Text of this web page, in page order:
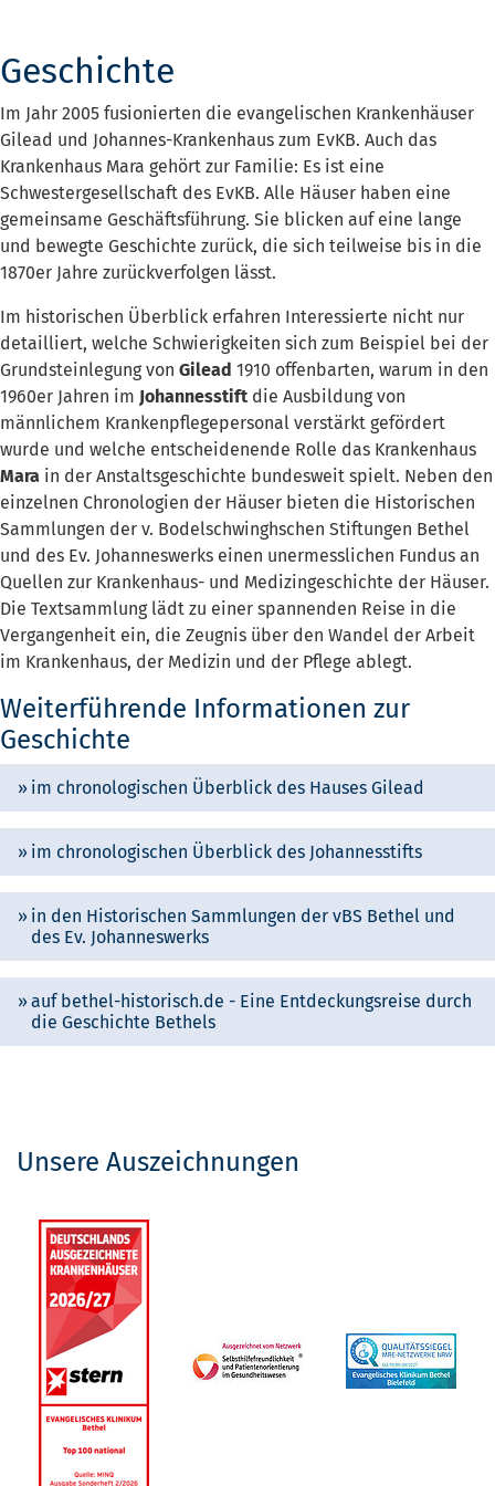
Geschichte
Im Jahr 2005 fusionierten die evangelischen Krankenhäuser
Gilead und Johannes-Krankenhaus zum EvKB. Auch das
Krankenhaus Mara gehört zur Familie: Es ist eine
Schwestergesellschaft des EvKB. Alle Häuser haben eine
gemeinsame Geschäftsführung. Sie blicken auf eine lange
und bewegte Geschichte zurück, die sich teilweise bis in die
1870er Jahre zurückverfolgen lässt.
Im historischen Überblick erfahren Interessierte nicht nur
detailliert, welche Schwierigkeiten sich zum Beispiel bei der
Grundsteinlegung von Gilead 1910 offenbarten, warum in den
1960er Jahren im Johannesstift die Ausbildung von
männlichem Krankenpflegepersonal verstärkt gefördert
wurde und welche entscheidenende Rolle das Krankenhaus
Mara in der Anstaltsgeschichte bundesweit spielt. Neben den
einzelnen Chronologien der Häuser bieten die Historischen
Sammlungen der v. Bodelschwinghschen Stiftungen Bethel
und des Ev. Johanneswerks einen unermesslichen Fundus an
Quellen zur Krankenhaus- und Medizingeschichte der Häuser.
Die Textsammlung lädt zu einer spannenden Reise in die
Vergangenheit ein, die Zeugnis über den Wandel der Arbeit
im Krankenhaus, der Medizin und der Pflege ablegt.
Weiterführende Informationen zur
Geschichte
im chronologischen Überblick des Hauses Gilead
im chronologischen Überblick des Johannesstifts
in den Historischen Sammlungen der vBS Bethel und
des Ev. Johanneswerks
auf bethel-historisch.de - Eine Entdeckungsreise durch
die Geschichte Bethels
Unsere Auszeichnungen